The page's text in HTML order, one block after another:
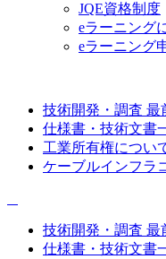
JQE資格制度
eラーニング
eラーニング
技術開発・調査 最
仕様書・技術文書
工業所有権につい
ケーブルインフラ
技術開発・調査 最
仕様書・技術文書